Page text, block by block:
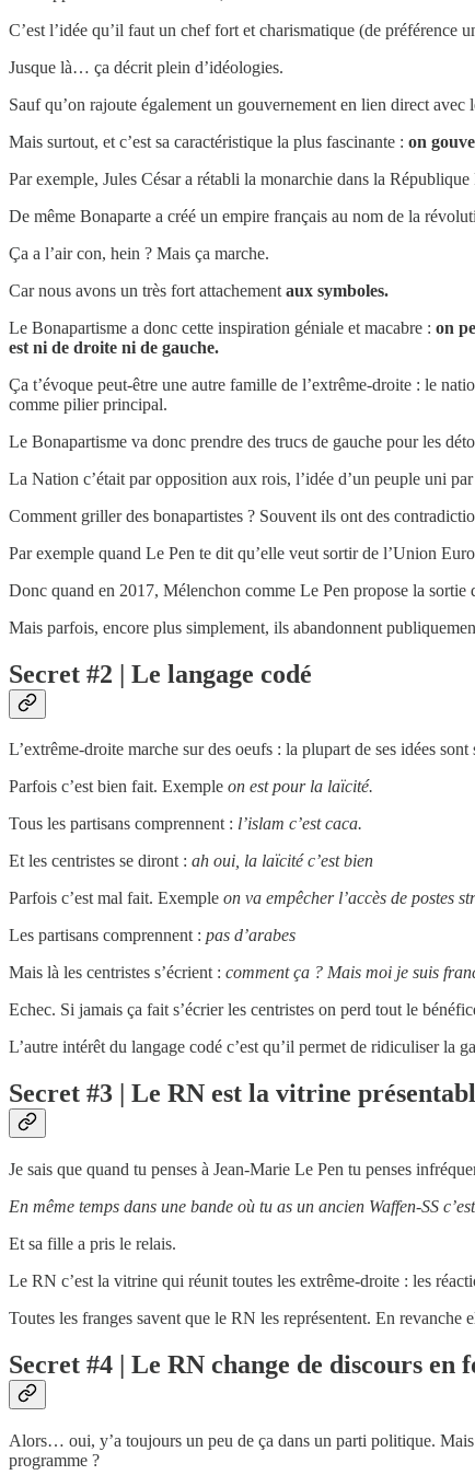
C’est l’idée qu’il faut un chef fort et charismatique (de préférence
Jusque là… ça décrit plein d’idéologies.
Sauf qu’on rajoute également un gouvernement en lien direct
Mais surtout, et c’est sa caractéristique la plus fascinante : on
Par exemple, Jules César a rétabli la monarchie dans la
De même Bonaparte a créé un empire français au nom de la
Ça a l’air con, hein ? Mais ça marche.
Car nous avons un très fort attachement aux symboles.
Le Bonapartisme a donc cette inspiration géniale et macabre : on
est ni de droite ni de gauche.
Ça t’évoque peut-être une autre famille de l’extrême-droite : le
comme pilier principal.
Le Bonapartisme va donc prendre des trucs de gauche pour les
La Nation c’était par opposition aux rois, l’idée d’un peuple uni
Comment griller des bonapartistes ? Souvent ils ont des
Par exemple quand Le Pen te dit qu’elle veut sortir de l’Union
Donc quand en 2017, Mélenchon comme Le Pen propose la
Mais parfois, encore plus simplement, ils abandonnent
Secret #2 | Le langage codé
L’extrême-droite marche sur des oeufs : la plupart de ses idées
Parfois c’est bien fait. Exemple on est pour la laïcité.
Tous les partisans comprennent : l’islam c’est caca.
Et les centristes se diront : ah oui, la laïcité c’est bien
Parfois c’est mal fait. Exemple on va empêcher l’accès de postes
Les partisans comprennent : pas d’arabes
Mais là les centristes s’écrient : comment ça ? Mais moi je suis
Echec. Si jamais ça fait s’écrier les centristes on perd tout le
L’autre intérêt du langage codé c’est qu’il permet de ridiculiser la
Secret #3 | Le RN est la vitrine
Je sais que quand tu penses à Jean-Marie Le Pen tu penses
En même temps dans une bande où tu as un ancien Waffen-SS
Et sa fille a pris le relais.
Le RN c’est la vitrine qui réunit toutes les extrême-droite : les
Toutes les franges savent que le RN les représentent. En
Secret #4 | Le RN change de discours en
Alors… oui, y’a toujours un peu de ça dans un parti politique. Mais
programme ?